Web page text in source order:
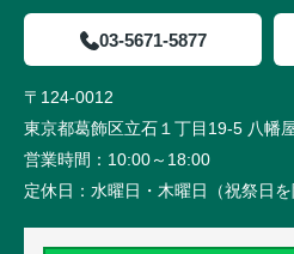
03-5671-5877
〒124-0012
東京都葛飾区立石１丁目19-5 八幡
営業時間： 10:00～18:00
定休日： 水曜日・木曜日（祝祭日を